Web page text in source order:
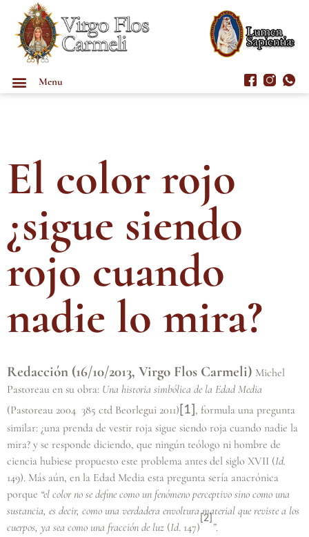
Menu
El color rojo
¿sigue siendo
rojo cuando
nadie lo mira?
Redacción (16/10/2013, Virgo Flos Carmeli) Michel
Pastoreau en su obra: Una historia simbólica de la Edad Media
(Pastoreau 2004 385 ctd Beorlegui 2011) [1], formula una pregunta
similar: ¿una prenda de vestir roja sigue siendo roja cuando nadie la
mira? y se responde diciendo, que ningún teólogo ni hombre de
ciencia hubiese propuesto este problema antes del siglo XVII (Id.
149). Más aún, en la Edad Media esta pregunta sería anacrónica
porque “el color no se define como un fenómeno perceptivo sino como una
sustancia, es decir, como una verdadera envoltura material que reviste a los
cuerpos, ya sea como una fracción de luz (Id. 147)
[2]
”.